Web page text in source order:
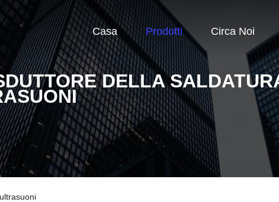
Casa Prodotti Circa Noi
DELLA